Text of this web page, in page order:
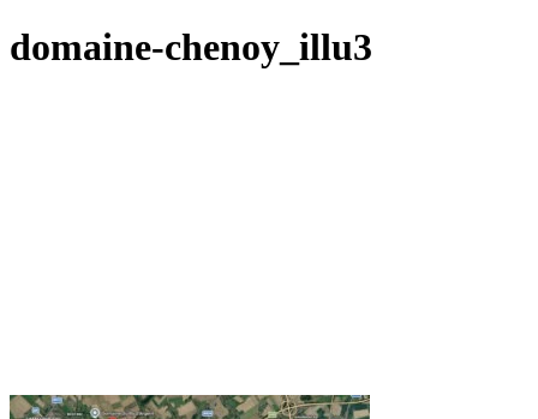
domaine-chenoy_illu3